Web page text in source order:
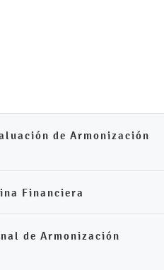
de Armonización
Financiera
de Armonización